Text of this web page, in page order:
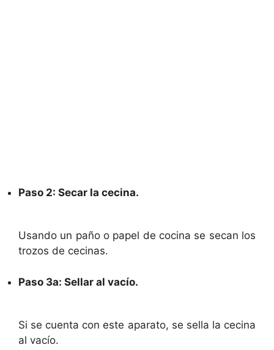
Paso 2: Secar la cecina.
Usando un paño o papel de cocina se secan los
trozos de cecinas.
Paso 3a: Sellar al vacío.
Si se cuenta con este aparato, se sella la cecina
al vacío.